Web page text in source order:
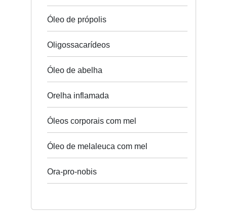
Óleo de própolis
Oligossacarídeos
Óleo de abelha
Orelha inflamada
Óleos corporais com mel
Óleo de melaleuca com mel
Ora-pro-nobis